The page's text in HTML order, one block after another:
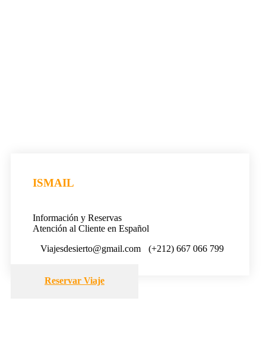
ISMAIL
Información y Reservas
Atención al Cliente en Español
Viajesdesierto@gmail.com
(+212) 667 066 799
Reservar Viaje